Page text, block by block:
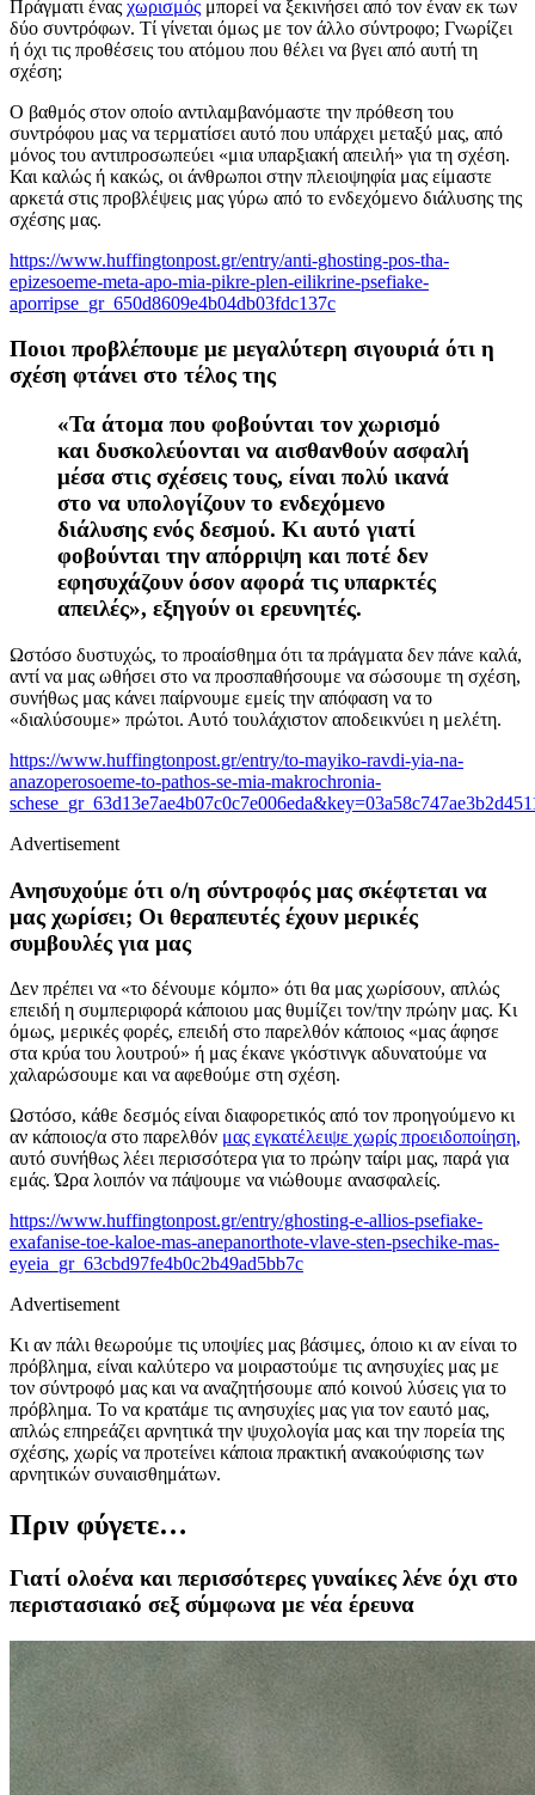
Πράγματι ένας χωρισμός μπορεί να ξεκινήσει από τον έναν εκ των
δύο συντρόφων. Τί γίνεται όμως με τον άλλο σύντροφο; Γνωρίζει
ή όχι τις προθέσεις του ατόμου που θέλει να βγει από αυτή τη
σχέση;
Ο βαθμός στον οποίο αντιλαμβανόμαστε την πρόθεση του
συντρόφου μας να τερματίσει αυτό που υπάρχει μεταξύ μας, από
μόνος του αντιπροσωπεύει «μια υπαρξιακή απειλή» για τη σχέση.
Και καλώς ή κακώς, οι άνθρωποι στην πλειοψηφία μας είμαστε
αρκετά στις προβλέψεις μας γύρω από το ενδεχόμενο διάλυσης της
σχέσης μας.
https://www.huffingtonpost.gr/entry/anti-ghosting-pos-tha-
epizesoeme-meta-apo-mia-pikre-plen-eilikrine-psefiake-
aporripse_gr_650d8609e4b04db03fdc137c
Ποιοι προβλέπουμε με μεγαλύτερη σιγουριά ότι η
σχέση φτάνει στο τέλος της
«Τα άτομα που φοβούνται τον χωρισμό
και δυσκολεύονται να αισθανθούν ασφαλή
μέσα στις σχέσεις τους, είναι πολύ ικανά
στο να υπολογίζουν το ενδεχόμενο
διάλυσης ενός δεσμού. Κι αυτό γιατί
φοβούνται την απόρριψη και ποτέ δεν
εφησυχάζουν όσον αφορά τις υπαρκτές
απειλές», εξηγούν οι ερευνητές.
Ωστόσο δυστυχώς, το προαίσθημα ότι τα πράγματα δεν πάνε καλά,
αντί να μας ωθήσει στο να προσπαθήσουμε να σώσουμε τη σχέση,
συνήθως μας κάνει παίρνουμε εμείς την απόφαση να το
«διαλύσουμε» πρώτοι. Αυτό τουλάχιστον αποδεικνύει η μελέτη.
https://www.huffingtonpost.gr/entry/to-mayiko-ravdi-yia-na-
anazoperosoeme-to-pathos-se-mia-makrochronia-
Advertisement
Ανησυχούμε ότι ο/η σύντροφός μας σκέφτεται να
μας χωρίσει; Οι θεραπευτές έχουν μερικές
συμβουλές για μας
Δεν πρέπει να «το δένουμε κόμπο» ότι θα μας χωρίσουν, απλώς
επειδή η συμπεριφορά κάποιου μας θυμίζει τον/την πρώην μας. Κι
όμως, μερικές φορές, επειδή στο παρελθόν κάποιος «μας άφησε
στα κρύα του λουτρού» ή μας έκανε γκόστινγκ αδυνατούμε να
χαλαρώσουμε και να αφεθούμε στη σχέση.
Ωστόσο, κάθε δεσμός είναι διαφορετικός από τον προηγούμενο κι
αν κάποιος/α στο παρελθόν μας εγκατέλειψε χωρίς προειδοποίηση,
αυτό συνήθως λέει περισσότερα για το πρώην ταίρι μας, παρά για
εμάς. Ώρα λοιπόν να πάψουμε να νιώθουμε ανασφαλείς.
https://www.huffingtonpost.gr/entry/ghosting-e-allios-psefiake-
exafanise-toe-kaloe-mas-anepanorthote-vlave-sten-psechike-mas-
eyeia_gr_63cbd97fe4b0c2b49ad5bb7c
Advertisement
Κι αν πάλι θεωρούμε τις υποψίες μας βάσιμες, όποιο κι αν είναι το
πρόβλημα, είναι καλύτερο να μοιραστούμε τις ανησυχίες μας με
τον σύντροφό μας και να αναζητήσουμε από κοινού λύσεις για το
πρόβλημα. Το να κρατάμε τις ανησυχίες μας για τον εαυτό μας,
απλώς επηρεάζει αρνητικά την ψυχολογία μας και την πορεία της
σχέσης, χωρίς να προτείνει κάποια πρακτική ανακούφισης των
αρνητικών συναισθημάτων.
Πριν φύγετε…
Γιατί ολοένα και περισσότερες γυναίκες λένε όχι στο
περιστασιακό σεξ σύμφωνα με νέα έρευνα